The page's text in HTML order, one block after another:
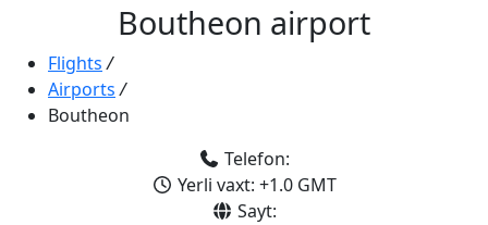
Boutheon airport
Flights /
Airports /
Boutheon
Telefon:
Yerli vaxt: +1.0 GMT
Sayt: